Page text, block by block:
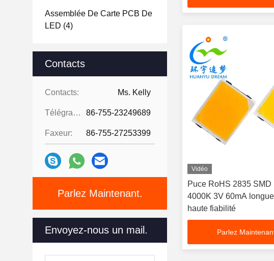
Assemblée De Carte PCB De
LED (4)
Contacts
Contacts: Ms. Kelly
Télégramme: 86-755-23249689
Faxeur: 86-755-27253399
Parlez Maintenant.
Envoyez-nous un mail.
Vidéo
Puce RoHS 2835 SMD
4000K 3V 60mA
haute fiabilité
Parlez